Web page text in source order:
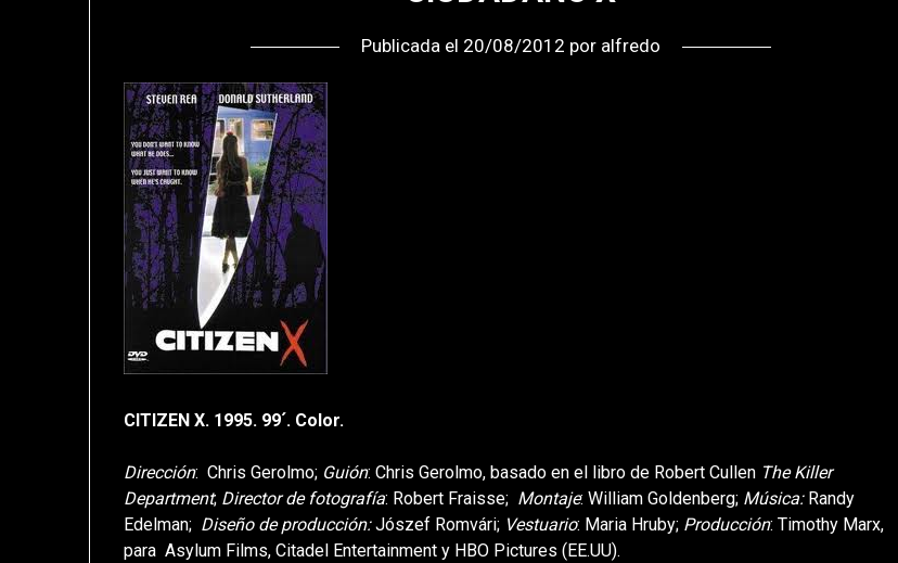
Publicada el 20/08/2012 por alfredo
CITIZEN X. 1995. 99´. Color.
Dirección: Chris Gerolmo; Guión: Chris Gerolmo, basado en el libro de Robert Cullen The Killer
Department; Director de fotografía: Robert Fraisse; Montaje: William Goldenberg; Música: Randy
Edelman; Diseño de producción:Jószef Romvári; Vestuario: Maria Hruby; Producción: Timothy Marx,
para Asylum Films, Citadel Entertainment y HBO Pictures (EE.UU).